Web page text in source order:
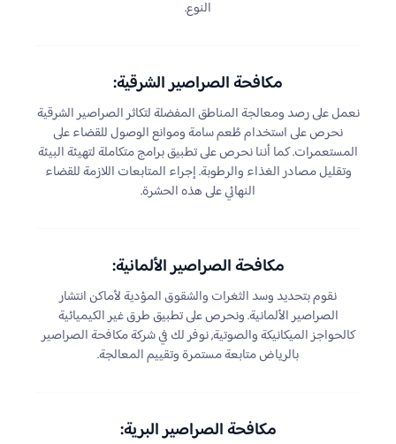
النوع.
مكافحة الصراصير الشرقية:
نعمل على رصد ومعالجة المناطق المفضلة لتكاثر الصراصير الشرقية
نحرص على استخدام طُعم سامة وموانع الوصول للقضاء على
المستعمرات. كما أننا نحرص على تطبيق برامج متكاملة لتهيئة البيئة
وتقليل مصادر الغذاء والرطوبة. إجراء المتابعات اللازمة للقضاء
النهائي على هذه الحشرة.
مكافحة الصراصير الألمانية:
نقوم بتحديد وسد الثغرات والشقوق المؤدية لأماكن انتشار
الصراصير الألمانية. ونحرص على تطبيق طرق غير الكيميائية
كالحواجز الميكانيكة والصوتية, نوفر لك في شركة مكافحة الصراصير
بالرياض متابعة مستمرة وتقييم المعالجة.
مكافحة الصراصير البرية: